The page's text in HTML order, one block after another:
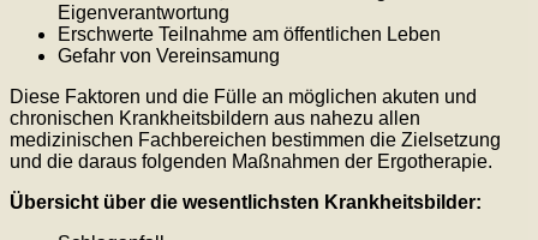
Eigenverantwortung
Erschwerte Teilnahme am öffentlichen Leben
Gefahr von Vereinsamung
Diese Faktoren und die Fülle an möglichen akuten und
chronischen Krankheitsbildern aus nahezu allen
medizinischen Fachbereichen bestimmen die Zielsetzung
und die daraus folgenden Maßnahmen der Ergotherapie.
Übersicht über die wesentlichsten Krankheitsbilder: